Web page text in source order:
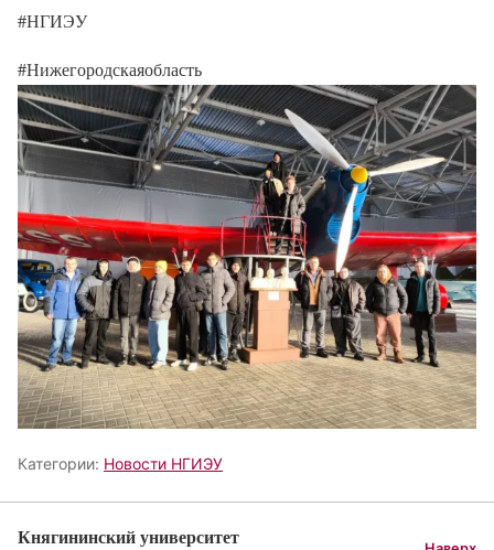
#НГИЭУ
#Нижегородскаяобласть
Категории: Новости НГИЭУ
Княгининский университет